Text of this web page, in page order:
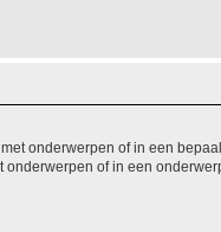
onderwerpen of in een
of in een